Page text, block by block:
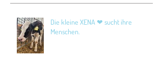
Die kleine XENA ❤ sucht ihre
Menschen.